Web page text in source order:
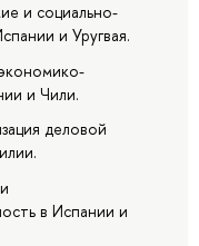
и социально-
и Уругвая.
и Чили.
деловой
в Испании и